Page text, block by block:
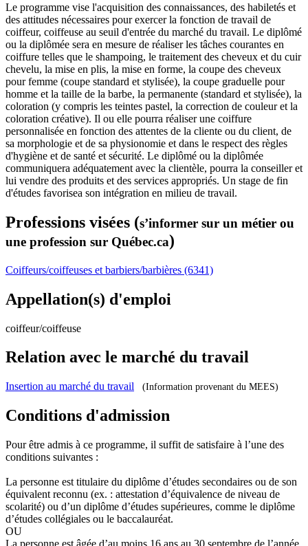
Le programme vise l'acquisition des connaissances, des habiletés et
des attitudes nécessaires pour exercer la fonction de travail de
coiffeur, coiffeuse au seuil d'entrée du marché du travail. Le diplômé
ou la diplômée sera en mesure de réaliser les tâches courantes en
coiffure telles que le shampoing, le traitement des cheveux et du cuir
chevelu, la mise en plis, la mise en forme, la coupe des cheveux
pour femme (coupe standard et stylisée), la coupe graduelle pour
homme et la taille de la barbe, la permanente (standard et stylisée), la
coloration (y compris les teintes pastel, la correction de couleur et la
coloration créative). Il ou elle pourra réaliser une coiffure
personnalisée en fonction des attentes de la cliente ou du client, de
sa morphologie et de sa physionomie et dans le respect des règles
d'hygiène et de santé et sécurité. Le diplômé ou la diplômée
communiquera adéquatement avec la clientèle, pourra la conseiller et
lui vendre des produits et des services appropriés. Un stage de fin
d'études favorisea son intégration en milieu de travail.
Professions visées (s’informer sur un métier ou
une profession sur Québec.ca)
Coiffeurs/coiffeuses et barbiers/barbières (6341)
Appellation(s) d'emploi
coiffeur/coiffeuse
Relation avec le marché du travail
Insertion au marché du travail (Information provenant du MEES)
Conditions d'admission
Pour être admis à ce programme, il suffit de satisfaire à l’une des
conditions suivantes :
La personne est titulaire du diplôme d’études secondaires ou de son
équivalent reconnu (ex. : attestation d’équivalence de niveau de
scolarité) ou d’un diplôme d’études supérieures, comme le diplôme
d’études collégiales ou le baccalauréat.
OU